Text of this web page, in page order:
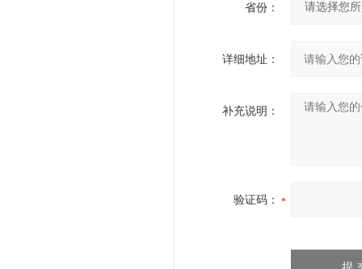
省份：
详细地址：
补充说明：
验证码：